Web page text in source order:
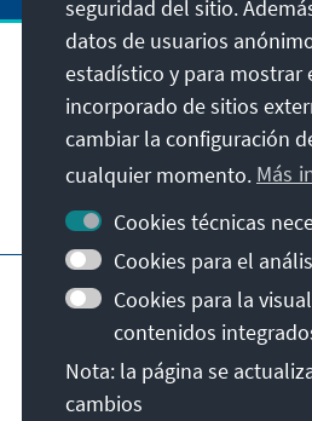
Dirección
Contacto
Visita también
Página principal de la KAS
Protección de datos
Declaración sobre
Notificar
© Konrad-Adenauer-
seguridad del sitio.
datos de usuarios
estadístico y para mostrar
incorporado de sitios
cambiar la configuración
cualquier momento. Más
Cookies técnicas
Cookies para el
Cookies para la
contenidos
Nota: la página se
cambios